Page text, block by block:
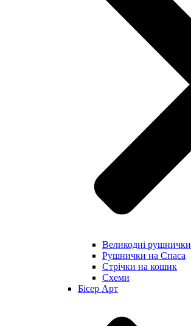
Великодні рушнички
Рушнички на Спаса
Стрічки на кошик
Схеми
Бісер Арт